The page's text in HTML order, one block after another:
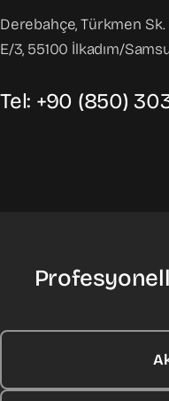
Derebahçe, Türkmen
E/3, 55100 İlkadım/
Tel: +90 (850)